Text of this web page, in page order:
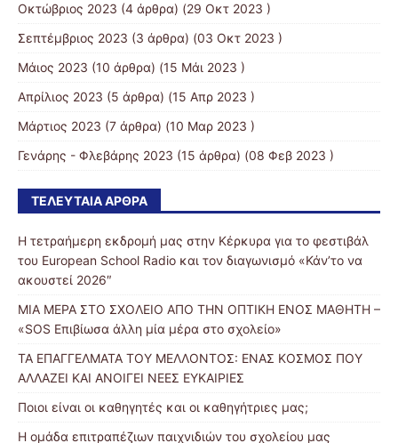
Οκτώβριος 2023 (4 άρθρα) (29 Οκτ 2023 )
Σεπτέμβριος 2023 (3 άρθρα) (03 Οκτ 2023 )
Μάιος 2023 (10 άρθρα) (15 Μάι 2023 )
Απρίλιος 2023 (5 άρθρα) (15 Απρ 2023 )
Μάρτιος 2023 (7 άρθρα) (10 Μαρ 2023 )
Γενάρης - Φλεβάρης 2023 (15 άρθρα) (08 Φεβ 2023 )
ΤΕΛΕΥΤΑΊΑ ΆΡΘΡΑ
Η τετραήμερη εκδρομή μας στην Κέρκυρα για το φεστιβάλ
του European School Radio και τον διαγωνισμό «Κάν’το να
ακουστεί 2026″
ΜΙΑ ΜΕΡΑ ΣΤΟ ΣΧΟΛΕΙΟ ΑΠΟ ΤΗΝ ΟΠΤΙΚΗ ΕΝΟΣ ΜΑΘΗΤΗ –
«SOS Επιβίωσα άλλη μία μέρα στο σχολείο»
ΤΑ ΕΠΑΓΓΕΛΜΑΤΑ ΤΟΥ ΜΕΛΛΟΝΤΟΣ: ΕΝΑΣ ΚΟΣΜΟΣ ΠΟΥ
ΑΛΛΑΖΕΙ ΚΑΙ ΑΝΟΙΓΕΙ ΝΕΕΣ ΕΥΚΑΙΡΙΕΣ
Ποιοι είναι οι καθηγητές και οι καθηγήτριες μας;
Η ομάδα επιτραπέζιων παιχνιδιών του σχολείου μας